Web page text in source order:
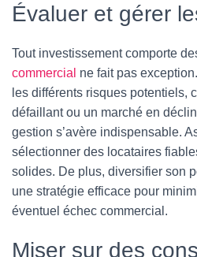
Évaluer et gérer
Tout investissement comporte
commercial ne fait pas
les différents risques potentiels,
défaillant ou un marché en
gestion s’avère indispensable.
sélectionner des locataires
solides. De plus, diversifier son
une stratégie efficace pour
éventuel échec commercial.
Miser sur des